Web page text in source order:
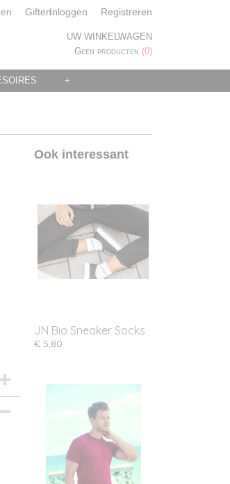
GiftenInloggen Registreren
UW WINKELWAGEN
Geen producten (0)
+
Ook interessant
JN Bio Sneaker Socks
€ 5,80